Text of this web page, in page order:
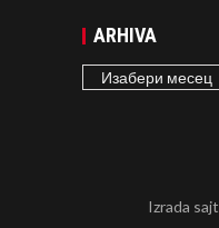
ARHIVA
ARHIVA
Izrada